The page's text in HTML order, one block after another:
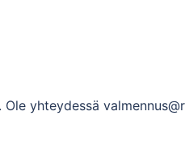
yhteydessä